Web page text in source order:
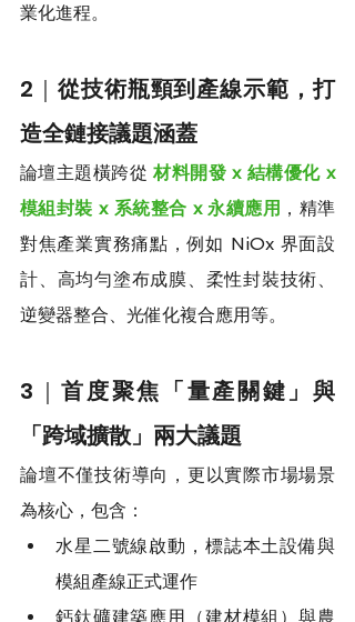
業化進程。
2｜ 從技術瓶頸到產線示範，打
造全鏈接議題涵蓋
論壇主題橫跨從 材料開發 x 結構優化 x
模組封裝 x 系統整合 x 永續應用 ，精準
對焦產業實務痛點，例如 NiOx 界面設
計、高均勻塗布成膜、柔性封裝技術、
逆變器整合、光催化複合應用等。
3｜首度聚焦「量產關鍵」與
「跨域擴散」兩大議題
論壇不僅技術導向，更以實際市場場景
為核心，包含：
水星二號線啟動，標誌本土設備與
模組產線正式運作
鈣鈦礦建築應用（建材模組）與農